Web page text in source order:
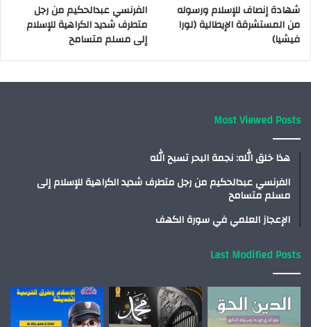
شهادة إنصاف للإسلام ورسوله
من المستشرقة الإيطالية (لورا
فيشيا)
الفرنسي عبدالحكيم من رجل
متطرف شديد الكراهية للإسلام
إلى مسلم متسامح
Most Viewed Posts
هذا خلق الله: نجمة البحر تسبح الله
الفرنسي عبدالحكيم من رجل متطرف شديد الكراهية للإسلام إلى
مسلم متسامح
الإعجاز العلمي في سورة الكهف
Last Modified Posts